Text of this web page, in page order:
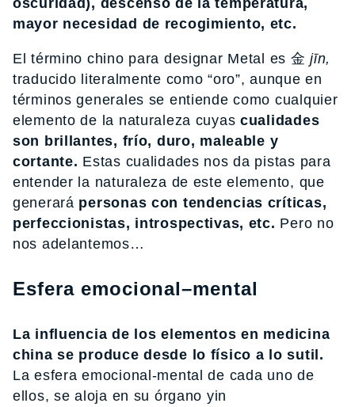
mayor necesidad de recogimiento, etc.
El término chino para designar Metal es 金jīn,
traducido literalmente como “oro”, aunque en
términos generales se entiende como cualquier
elemento de la naturaleza cuyascualidades
son brillantes, frío, duro, maleable y
cortante. Estas cualidades nos da pistas para
entender la naturaleza de este elemento, que
generará personas con tendencias críticas,
perfeccionistas, introspectivas, etc. Pero no
nos adelantemos…
Esfera emocional–mental
La influencia de los elementos en medicina
china se produce desde lo físico a lo sutil.
La esfera emocional-mental de cada uno de
ellos, se aloja en su órgano yin